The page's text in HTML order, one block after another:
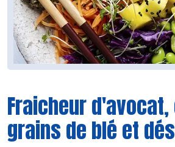
Fraicheur
grains de blé et